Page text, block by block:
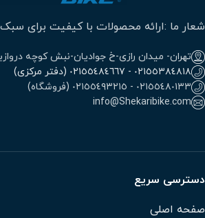
شعار ما :ارائه محصولات با کیفیت برای
تهران- میدان رازی-خ جوادیان-نبش کوچه
٠٢١٥٥٣٨٤٨١٨ - ٠٢١٥٥٤٨٤٦٦٧ (دفتر مرکزی)
٠٢١٥٥٤٨٠١٣٣ - ٠٢١٥٥٤٩٣٢١٥ (فروشگاه)
info@Shekaribike.com
دسترسی سریع
صفحه اصلی